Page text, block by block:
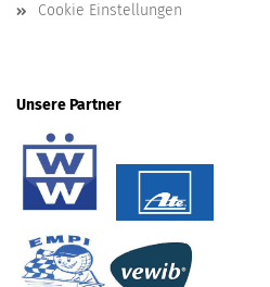
Cookie Einstellungen
Unsere Partner